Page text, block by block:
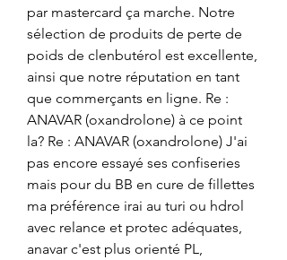
par mastercard ça marche. Notre
sélection de produits de perte de
poids de clenbutérol est excellente,
ainsi que notre réputation en tant
que commerçants en ligne. Re :
ANAVAR (oxandrolone) à ce point
la? Re : ANAVAR (oxandrolone) J'ai
pas encore essayé ses confiseries
mais pour du BB en cure de fillettes
ma préférence irai au turi ou hdrol
avec relance et protec adéquates,
anavar c'est plus orienté PL,